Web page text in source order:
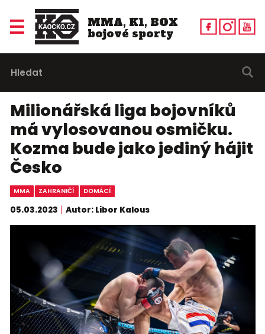
MMA, K1, BOX
bojové sporty
Milionářská liga bojovníků
má vylosovanou osmičku.
Kozma bude jako jediný hájit
Česko
MMA ZAHRANIČÍ DOMÁCÍ
05.03.2023 Autor: Libor Kalous